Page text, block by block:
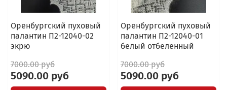
Оренбургский пуховый
палантин П2-12040-02
экрю
7000.00 руб
5090.00 руб
Оренбургский пуховый
палантин П2-12040-01
белый отбеленный
7000.00 руб
5090.00 руб